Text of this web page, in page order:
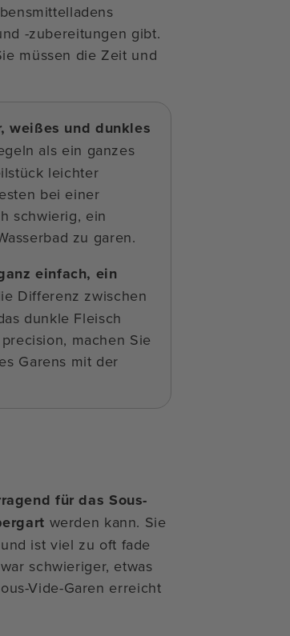
-zubereitungen gibt.
müssen die Zeit und
weißes und dunkles
als ein ganzes
leichter
bei einer
schwierig, ein
zu garen.
einfach, ein
Differenz zwischen
dunkle Fleisch
machen Sie
Garens mit der
für das Sous-
werden kann. Sie
ist viel zu oft fade
schwieriger, etwas
Vide-Garen erreicht